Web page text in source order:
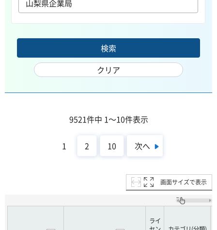
9521件中 1～10件表示
1 2 10 次へ
画面サイズで表示
ライ